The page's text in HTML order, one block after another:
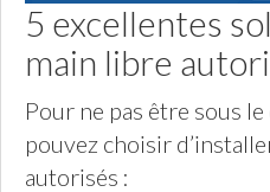
5 excellentes
main libre
Pour ne pas être sous
pouvez choisir
autorisés :